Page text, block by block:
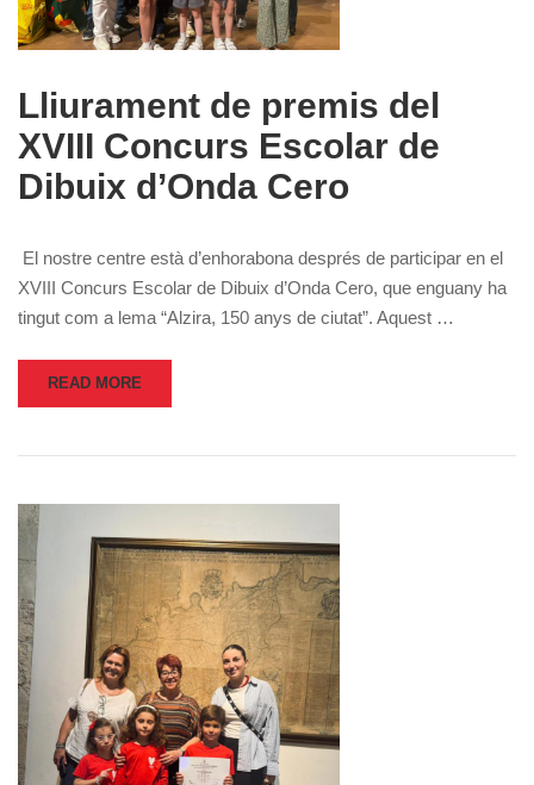
Lliurament de premis del
XVIII Concurs Escolar de
Dibuix d’Onda Cero
El nostre centre està d’enhorabona després de participar en el
XVIII Concurs Escolar de Dibuix d’Onda Cero, que enguany ha
tingut com a lema “Alzira, 150 anys de ciutat”. Aquest …
READ MORE